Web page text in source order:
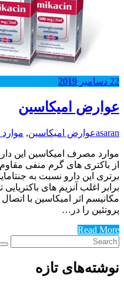
22 دسامبر 2019
عوارض امیکاسین
asaranعوارض امیکاسین,
موارد مصرف امیکاسین این
از باکتری های گرم منفی
برتری این دارو نسبت به
برابر اغلب آنزیم های
پروتئین را در…
Read More
نوشته‌های تازه